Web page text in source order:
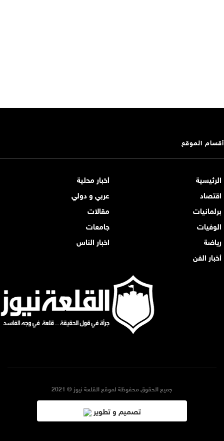
أقسام الموقع
الرئيسية
أخبار محلية
اقتصاد
عربي و دولي
برلمانيات
مقالات
الوفيات
جامعات
رياضة
اخبار الناس
أخبار الفن
جميع الحقوق محفوظة لموقع القلعة نيوز © 2021
تصميم و تطوير